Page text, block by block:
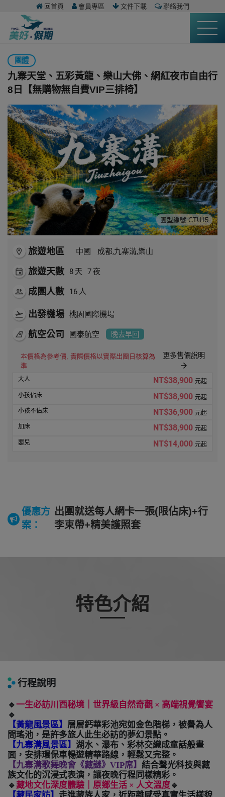
回首頁 會員專區 文件下載 聯絡我們
團體
九寨天堂、五彩黃龍、樂山大佛、網紅夜市自由行
8日【無購物無自費VIP三排椅】
團型編號 CTU15
room 旅遊地區 中國 成都,九寨溝,樂山
event 旅遊天數 8 天 7夜
people 成團人數 16 人
flight_takeoff 出發機場 桃園國際機場
airlines 航空公司 國泰航空 晚去早回
本價格為參考價, 實際價格以實際出團日核算為
準
更多售價說明
arrow_forward
NT$38,900 元起
NT$38,900 元起
NT$36,900 元起
NT$38,900 元起
NT$14,000 元起
優惠方
案：
出團就送每人網卡一張(限佔床)+行
李束帶+精美護照套
特色介紹
行程說明
🔹一生必訪川西秘境｜世界級自然奇觀 × 高端視覺饗宴
🔹
【黃龍風景區】 層層鈣華彩池宛如金色階梯，被譽為人
間瑤池，是許多旅人此生必訪的夢幻景點。
【九寨溝風景區】 湖水、瀑布、彩林交織成童話般畫
面，安排環保車暢遊精華路線，輕鬆又完整。
【九寨溝歌舞晚會《藏謎》 VIP席】 結合聲光科技與藏
族文化的沉浸式表演，讓夜晚行程同樣精彩。
🔹藏地文化深度體驗｜原鄉生活 × 人文溫度🔹